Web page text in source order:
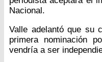
Nacional.
Valle adelantó que su
primera nominación
vendría a ser